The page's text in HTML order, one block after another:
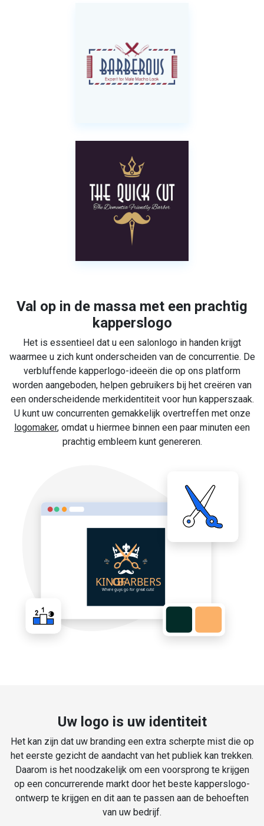
Val op in de massa met een prachtig
kapperslogo
Het is essentieel dat u een salonlogo in handen krijgt
waarmee u zich kunt onderscheiden van de concurrentie. De
verbluffende kapperlogo-ideeën die op ons platform
worden aangeboden, helpen gebruikers bij het creëren van
een onderscheidende merkidentiteit voor hun kapperszaak.
U kunt uw concurrenten gemakkelijk overtreffen met onze
logomaker, omdat u hiermee binnen een paar minuten een
prachtig embleem kunt genereren.
Uw logo is uw identiteit
Het kan zijn dat uw branding een extra scherpte mist die op
het eerste gezicht de aandacht van het publiek kan trekken.
Daarom is het noodzakelijk om een voorsprong te krijgen
op een concurrerende markt door het beste kapperslogo-
ontwerp te krijgen en dit aan te passen aan de behoeften
van uw bedrijf.